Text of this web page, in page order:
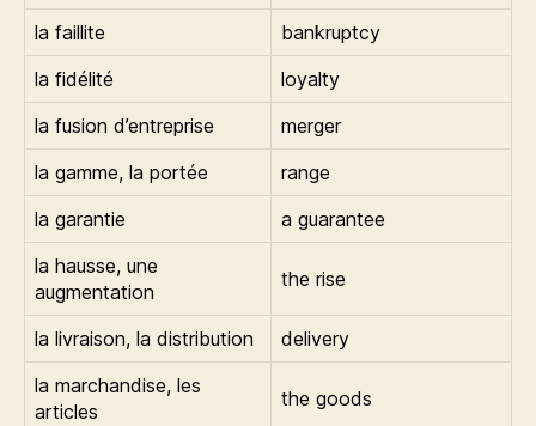
la faillite
bankruptcy
la fidélité
loyalty
la fusion d’entreprise
merger
la gamme, la portée
range
la garantie
a guarantee
la hausse, une
augmentation
the rise
la livraison, la distribution
delivery
la marchandise, les
articles
the goods